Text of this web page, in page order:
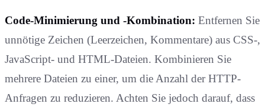
Code-Minimierung und -Kombination: Entfernen Sie
unnötige Zeichen (Leerzeichen, Kommentare) aus CSS-,
JavaScript- und HTML-Dateien. Kombinieren Sie
mehrere Dateien zu einer, um die Anzahl der HTTP-
Anfragen zu reduzieren. Achten Sie jedoch darauf, dass